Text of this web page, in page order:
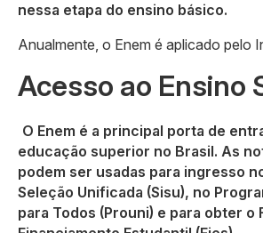
nessa etapa do ensino básico.
Anualmente, o Enem é aplicado pelo
Acesso ao Ensino
O Enem é a principal porta de
educação superior no Brasil. As
podem ser usadas para ingresso
Seleção Unificada (Sisu), no
para Todos (Prouni) e para obter o